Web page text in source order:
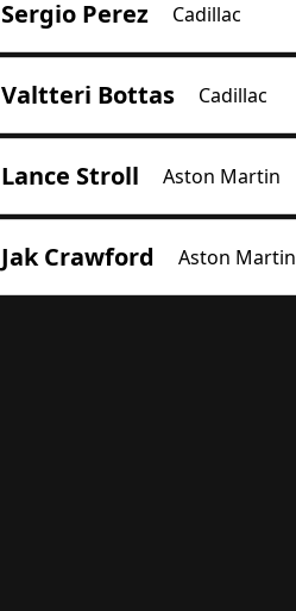
Sergio Perez Cadillac
Valtteri Bottas Cadillac
Lance Stroll Aston Martin
Jak Crawford Aston Martin